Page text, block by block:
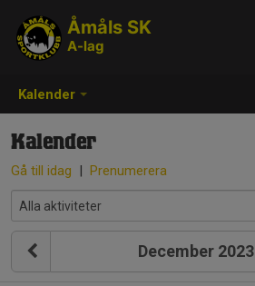
Kalender
Åmåls SK
A-lag
Kalender
Gå till idag | Prenumerera
December 2023